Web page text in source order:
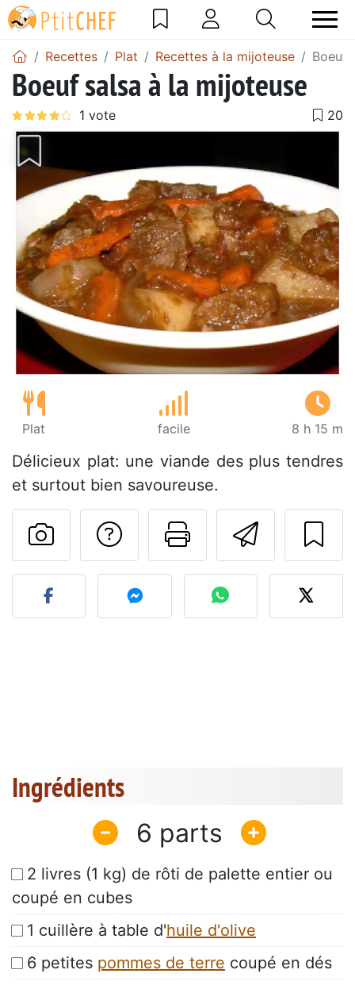
Recettes Plat Recettes à la mijoteuse Boeuf
Boeuf salsa à la mijoteuse
Plat facile 8 h 15 m
Délicieux plat: une viande des plus tendres
et surtout bien savoureuse.
Imprimer
Poser une
Publier votre photo de
Ingrédients
6
2 livres (1 kg) de rôti de palette entier ou
coupé en cubes
1 cuillère à table d'huile d'olive
6 petites pommes de terre coupé en dés